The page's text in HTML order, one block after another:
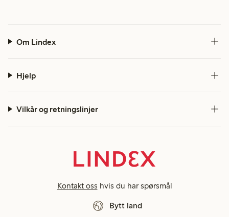
Om Lindex
Hjelp
Vilkår og retningslinjer
Kontakt oss hvis du har spørsmål
Bytt land